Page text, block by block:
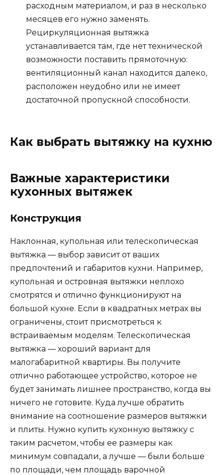
расходным материалом, и раз в несколько
месяцев его нужно заменять.
Рециркуляционная вытяжка
устанавливается там, где нет технической
возможности поставить прямоточную:
вентиляционный канал находится далеко,
расположен неудобно или не имеет
достаточной пропускной способности.
Как выбрать вытяжку на кухню
Важные характеристики
кухонных вытяжек
Конструкция
Наклонная, купольная или телескопическая
вытяжка — выбор зависит от ваших
предпочтений и габаритов кухни. Например,
купольная и островная вытяжки неплохо
смотрятся и отлично функционируют на
большой кухне. Если в квадратных метрах вы
ограничены, стоит присмотреться к
встраиваемым моделям. Телескопическая
вытяжка — хороший вариант для
малогабаритной квартиры. Вы получите
отлично работающее устройство, которое не
будет занимать лишнее пространство, когда вы
ничего не готовите. Куда лучше обратить
внимание на соотношение размеров вытяжки
и плиты. Нужно купить кухонную вытяжку с
таким расчетом, чтобы ее размеры как
минимум совпадали, а лучше — были больше
по площади, чем площадь варочной